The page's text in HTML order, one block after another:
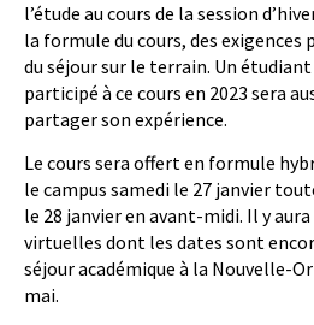
l’étude au cours de la session
la formule du cours, des
du séjour sur le terrain. Un
participé à ce cours en 2023 sera
partager son expérience.
Le cours sera offert en formule
le campus samedi le 27 janvier
le 28 janvier en avant-midi. Il y
virtuelles dont les dates sont
séjour académique à la Nouvelle-
mai.